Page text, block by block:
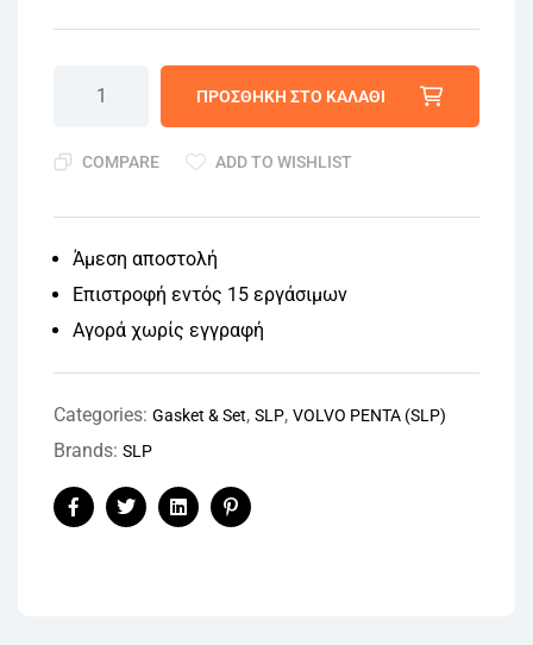
ΠΡΟΣΘΉΚΗ ΣΤΟ ΚΑΛΆΘΙ
COMPARE ADD TO WISHLIST
Άμεση αποστολή
Επιστροφή εντός 15 εργάσιμων
Αγορά χωρίς εγγραφή
Categories: Gasket & Set, SLP, VOLVO PENTA (SLP)
Brands: SLP
FacebookTwitterLinkedinPinterest